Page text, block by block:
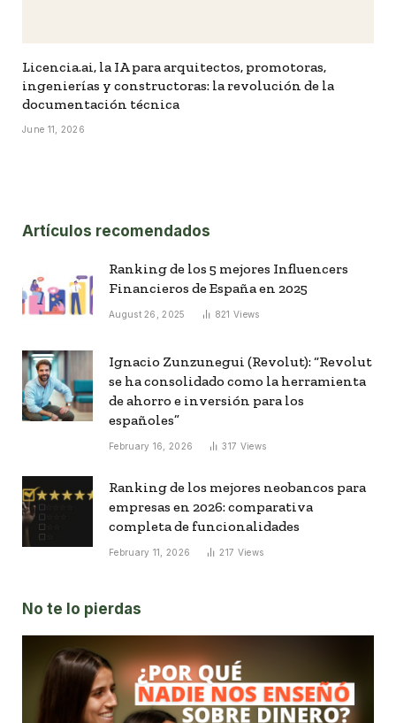
Licencia.ai, la IA para arquitectos, promotoras,
ingenierías y constructoras: la revolución de la
documentación técnica
June 11, 2026
Artículos recomendados
Ranking de los 5 mejores Influencers
Financieros de España en 2025
August 26, 2025 821Views
Ignacio Zunzunegui (Revolut): “Revolut
se ha consolidado como la herramienta
de ahorro e inversión para los
españoles”
February 16, 2026 317 Views
Ranking de los mejores neobancos para
empresas en 2026: comparativa
completa de funcionalidades
February 11, 2026 217 Views
No te lo pierdas